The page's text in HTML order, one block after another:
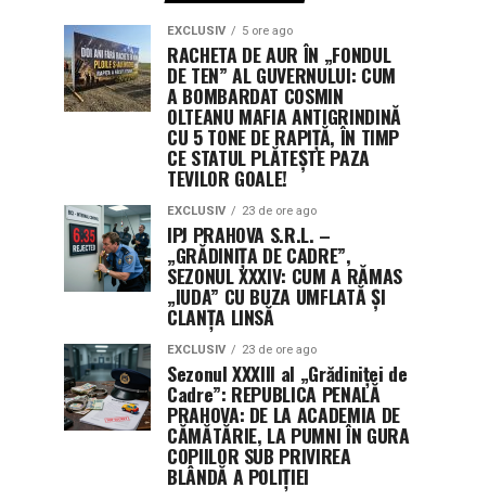
EXCLUSIV 5 ore ago
RACHETA DE AUR ÎN „FONDUL
DE TEN” AL GUVERNULUI: CUM
A BOMBARDAT COSMIN
OLTEANU MAFIA ANTIGRINDINĂ
CU 5 TONE DE RAPIȚĂ, ÎN TIMP
CE STATUL PLĂTEȘTE PAZA
TEVILOR GOALE!
EXCLUSIV 23 de ore ago
IPJ PRAHOVA S.R.L. –
„GRĂDINIȚA DE CADRE”,
SEZONUL XXXIV: CUM A RĂMAS
„IUDA” CU BUZA UMFLATĂ ȘI
CLANȚA LINSĂ
EXCLUSIV 23 de ore ago
Sezonul XXXIII al „Grădiniței de
Cadre”: REPUBLICA PENALĂ
PRAHOVA: DE LA ACADEMIA DE
CĂMĂTĂRIE, LA PUMNI ÎN GURA
COPIILOR SUB PRIVIREA
BLÂNDĂ A POLIȚIEI